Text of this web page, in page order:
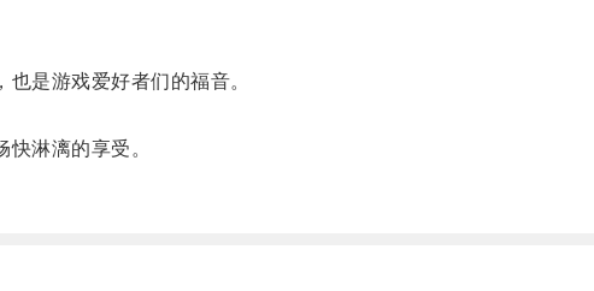
是游戏爱好者们的福音。
淋漓的享受。